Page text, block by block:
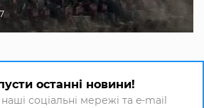
останні новини!
соціальні мережі та e-mail